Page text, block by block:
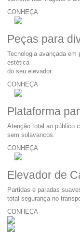
CONHEÇA
Peças para
Tecnologia avançada em
estética
do seu elevador.
CONHEÇA
Plataforma
Atenção total ao público
sem solavancos.
CONHEÇA
Elevador de
Partidas e paradas
total segurança no
CONHEÇA